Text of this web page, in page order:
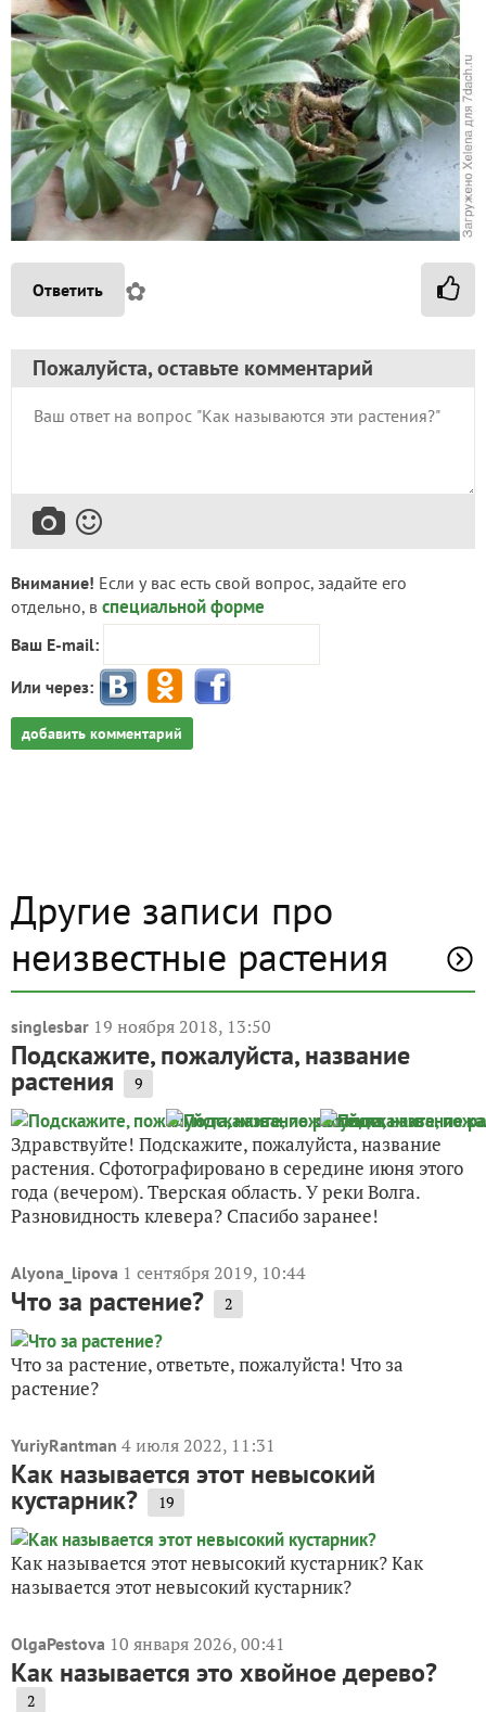
Ответить ✿
Пожалуйста, оставьте комментарий
Внимание! Если у вас есть свой вопрос, задайте его
отдельно, в специальной форме
Ваш E-mail:
Или через:
добавить комментарий
Другие записи про
неизвестные растения
singlesbar 19 ноября 2018, 13:50
Подскажите, пожалуйста, название
растения 9
Здравствуйте! Подскажите, пожалуйста, название
растения. Сфотографировано в середине июня этого
года (вечером). Тверская область. У реки Волга.
Разновидность клевера? Спасибо заранее!
Alyona_lipova 1 сентября 2019, 10:44
Что за растение? 2
Что за растение, ответьте, пожалуйста! Что за
растение?
YuriyRantman 4 июля 2022, 11:31
Как называется этот невысокий
кустарник? 19
Как называется этот невысокий кустарник? Как
называется этот невысокий кустарник?
OlgaPestova 10 января 2026, 00:41
Как называется это хвойное дерево?
2